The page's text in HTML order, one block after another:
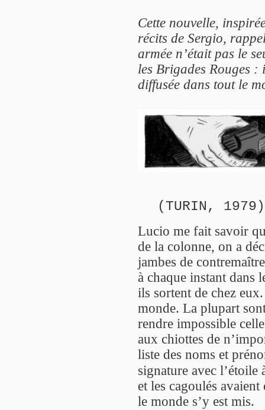
Cette nouvelle,
récits de Sergio,
armée n’était pas le
les Brigades Rouges :
diffusée dans tout le
(TURIN, 1979)
Lucio me fait savoir
de la colonne, on a
jambes de
à chaque instant dans
ils sortent de chez
monde. La plupart
rendre impossible
aux chiottes de
liste des noms et
signature avec l’étoile
et les cagoulés
le monde s’y est mis.